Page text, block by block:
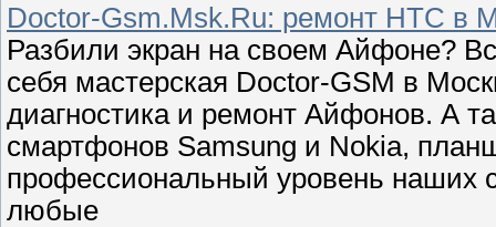
Doctor-Gsm.Msk.Ru: ремонт HTC в
Разбили экран на своем Айфоне?
себя мастерская Doctor-GSM в
диагностика и ремонт Айфонов. А
смартфонов Samsung и Nokia,
профессиональный уровень наших
любые